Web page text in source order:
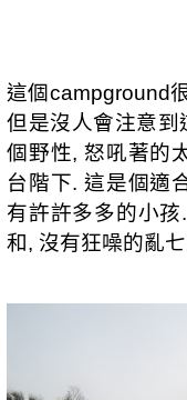
這個campground
但是沒人會注意到
個野性,怒吼著的
台階下.這是個適
有許許多多的小孩.
和, 沒有狂噪的亂